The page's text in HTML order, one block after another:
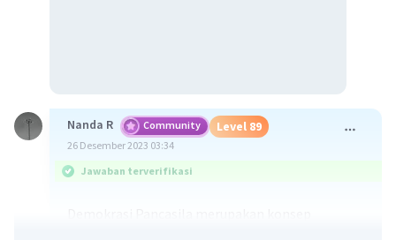
Nanda R Community Level 89
26 Desember 2023 03:34
Jawaban terverifikasi